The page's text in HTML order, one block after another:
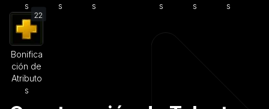
s
s
s
s
s
s
22
Bonifica
ción de
Atributo
s